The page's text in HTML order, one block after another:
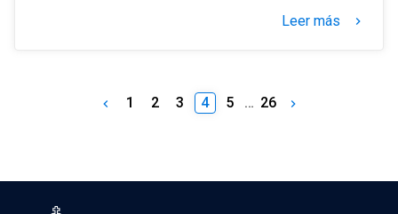
Leer más keyboard_arrow_right
keyboard_arrow_left 1 2 3 4 5 … 26 keyboard_arrow_right